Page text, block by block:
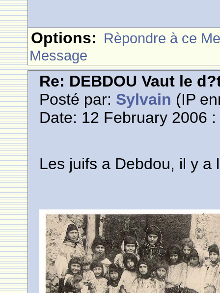
Options: Rèpondre à ce
Message
Re: DEBDOU Vaut le
Posté par: Sylvain (IP
Date: 12 February 2006
Les juifs a Debdou, il y a